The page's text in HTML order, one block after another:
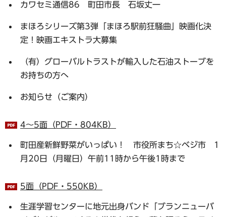
カワセミ通信86 町田市長 石坂丈一
まほろシリーズ第3弾「まほろ駅前狂騒曲」映画化決
定！映画エキストラ大募集
（有）グローバルトラストが輸入した石油ストーブを
お持ちの方へ
お知らせ（ご案内）
4～5面（PDF・804KB）
町田産新鮮野菜がいっぱい！ 市役所まち☆ベジ市 1
月20日（月曜日）午前11時から午後1時まで
5面（PDF・550KB）
生涯学習センターに地元出身バンド「ブランニューバ